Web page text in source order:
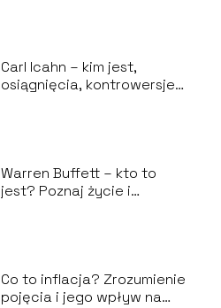
Carl Icahn – kim jest,
osiągnięcia, kontrowersje i
Warren Buffett – kto to
jest? Poznaj życie i
Co to inflacja? Zrozumienie
pojęcia i jego wpływ na